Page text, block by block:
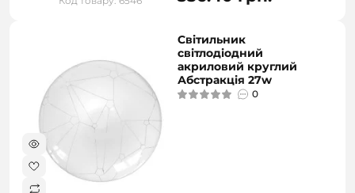
Світильник
світлодіодний
акриловий круглий
Абстракція 27w
0